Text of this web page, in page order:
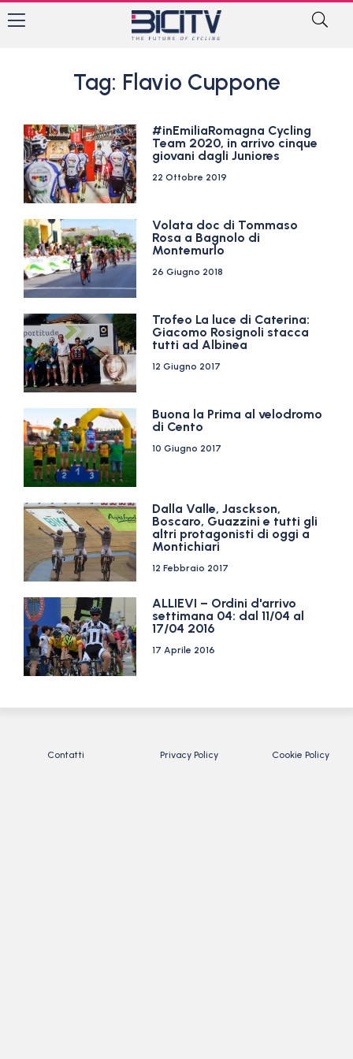
Tag: Flavio Cuppone
#inEmiliaRomagna Cycling
Team 2020, in arrivo cinque
giovani dagli Juniores
22 Ottobre 2019
Volata doc di Tommaso
Rosa a Bagnolo di
Montemurlo
26 Giugno 2018
Trofeo La luce di Caterina:
Giacomo Rosignoli stacca
tutti ad Albinea
12 Giugno 2017
Buona la Prima al velodromo
di Cento
10 Giugno 2017
Dalla Valle, Jasckson,
Boscaro, Guazzini e tutti gli
altri protagonisti di oggi a
Montichiari
12 Febbraio 2017
ALLIEVI – Ordini d'arrivo
settimana 04: dal 11/04 al
17/04 2016
17 Aprile 2016
Contatti Privacy Policy Cookie Policy